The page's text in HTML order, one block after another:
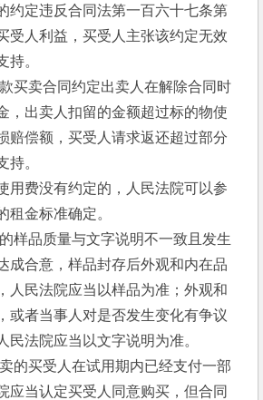
约定违反合同法第一百六十七条第
受人利益，买受人主张该约定无效
持。
买卖合同约定出卖人在解除合同时
，出卖人扣留的金额超过标的物使
赔偿额，买受人请求返还超过部分
持。
用费没有约定的，人民法院可以参
租金标准确定。
样品质量与文字说明不一致且发生
成合意，样品封存后外观和内在品
人民法院应当以样品为准；外观和
或者当事人对是否发生变化有争议
民法院应当以文字说明为准。
的买受人在试用期内已经支付一部
应当认定买受人同意购买，但合同